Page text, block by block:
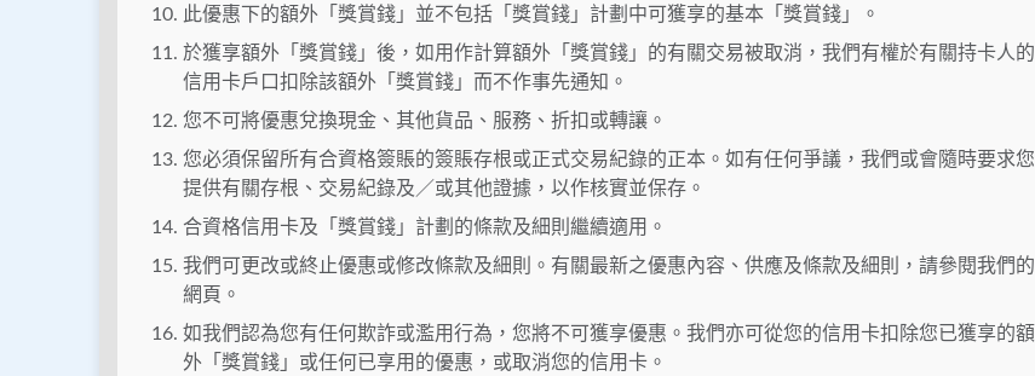
此優惠下的額外「獎賞錢」並不包括「獎賞錢」計劃中可獲享的基本「獎賞錢」。
於獲享額外「獎賞錢」後，如用作計算額外「獎賞錢」的有關交易被取消，我們有權於有關持卡人的
信用卡戶口扣除該額外「獎賞錢」而不作事先通知。
您不可將優惠兌換現金、其他貨品、服務、折扣或轉讓。
您必須保留所有合資格簽賬的簽賬存根或正式交易紀錄的正本。如有任何爭議，我們或會隨時要求您
提供有關存根、交易紀錄及／或其他證據，以作核實並保存。
合資格信用卡及「獎賞錢」計劃的條款及細則繼續適用。
我們可更改或終止優惠或修改條款及細則。有關最新之優惠內容、供應及條款及細則，請參閱我們的
網頁。
如我們認為您有任何欺詐或濫用行為，您將不可獲享優惠。我們亦可從您的信用卡扣除您已獲享的額
外「獎賞錢」或任何已享用的優惠，或取消您的信用卡。